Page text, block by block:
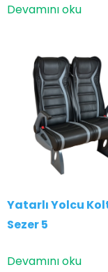
Devamını oku
Yatarlı Yolcu
Sezer 5
Devamını oku